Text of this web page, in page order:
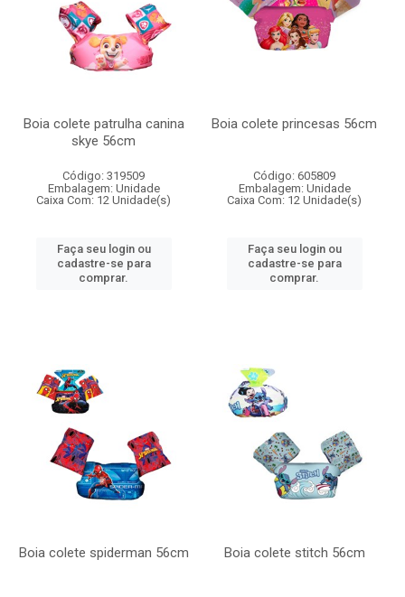
Boia colete patrulha canina
skye 56cm
Código: 319509
Embalagem: Unidade
Caixa Com: 12 Unidade(s)
Faça seu login ou
cadastre-se para
comprar.
Boia colete princesas 56cm
Código: 605809
Embalagem: Unidade
Caixa Com: 12 Unidade(s)
Faça seu login ou
cadastre-se para
comprar.
Boia colete spiderman 56cm Boia colete stitch 56cm